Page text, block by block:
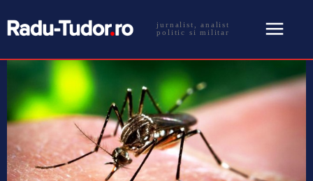
jurnalist, analist
politic si militar